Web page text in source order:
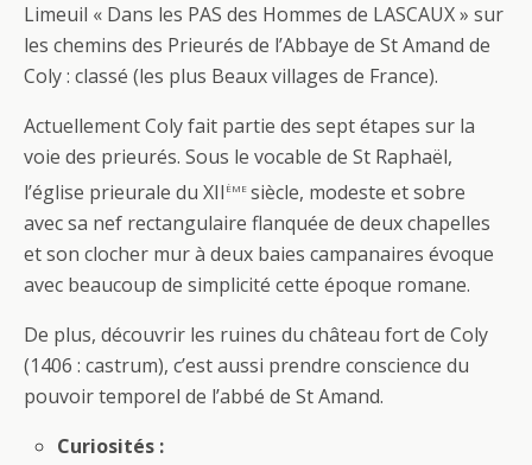
Limeuil « Dans les PAS des Hommes de LASCAUX » sur
les chemins des Prieurés de l’Abbaye de St Amand de
Coly : classé (les plus Beaux villages de France).
Actuellement Coly fait partie des sept étapes sur la
voie des prieurés. Sous le vocable de St Raphaël,
l’église prieurale du XIIèmesiècle, modeste et sobre
avec sa nef rectangulaire flanquée de deux chapelles
et son clocher mur à deux baies campanaires évoque
avec beaucoup de simplicité cette époque romane.
De plus, découvrir les ruines du château fort de Coly
(1406 : castrum), c’est aussi prendre conscience du
pouvoir temporel de l’abbé de St Amand.
Curiosités :